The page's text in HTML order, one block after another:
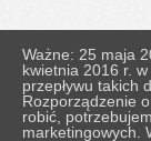
Ważne: 25 maja
kwietnia 2016 r.
przepływu takich
Rozporządzenie
robić,
marketingowych.